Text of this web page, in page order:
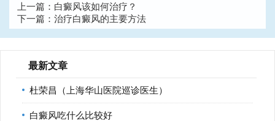
上一篇： 白癜风该如何治疗？
下一篇： 治疗白癜风的主要方法
最新文章
杜荣昌（上海华山医院巡诊医生）
白癜风吃什么比较好